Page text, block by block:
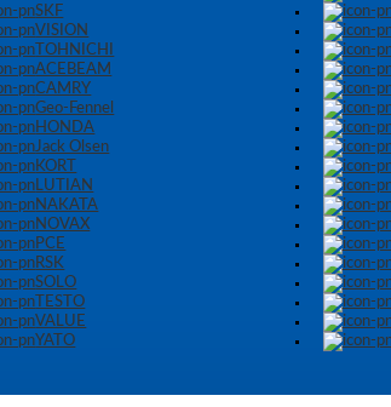
SKF
VISION
TOHNICHI
ACEBEAM
CAMRY
Geo-Fennel
HONDA
Jack Olsen
KORT
LUTIAN
NAKATA
NOVAX
PCE
RSK
SOLO
TESTO
VALUE
YATO